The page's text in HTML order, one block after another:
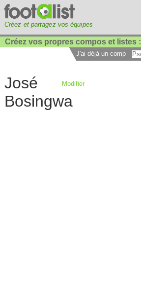
Créez et partagez vos équipes
Créez vos propres compos et listes :
J'ai déjà un compte :
José
Bosingwa
Modifier